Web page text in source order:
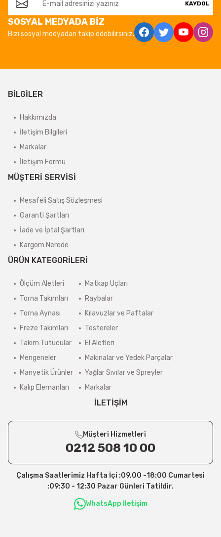
KAYDOL
SOSYAL MEDYADA BİZ
Bizi sosyal medyadan takip edebilirsiniz.
BİLGİLER
Hakkımızda
İletişim Bilgileri
Markalar
İletişim Formu
MÜŞTERİ SERVİSİ
Mesafeli Satış Sözleşmesi
Garanti Şartları
İade ve İptal Şartları
Kargom Nerede
ÜRÜN KATEGORİLERİ
Ölçüm Aletleri
Torna Takımları
Torna Aynası
Freze Takımları
Takım Tutucular
Mengeneler
Manyetik Ürünler
Kalıp Elemanları
Matkap Uçları
Raybalar
Kılavuzlar ve Paftalar
Testereler
El Aletleri
Makinalar ve Yedek Parçalar
Yağlar Sıvılar ve Spreyler
Markalar
İLETİŞİM
Müşteri Hizmetleri
0212 508 10 00
Çalışma Saatlerimiz Hafta İçi :09,00 -18:00 Cumartesi
:09:30 - 12:30 Pazar Günleri Tatildir.
WhatsApp İletişim